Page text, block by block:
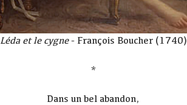
Léda et le cygne- François Boucher (1740)
*
Dans un bel abandon,